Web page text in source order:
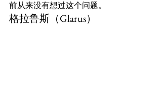
前从来没有想过这个问题。
格拉鲁斯（Glarus）